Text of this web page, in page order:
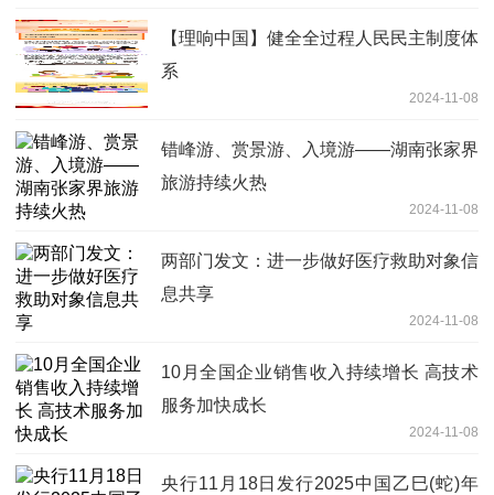
【理响中国】健全全过程人民民主制度体
系
2024-11-08
错峰游、赏景游、入境游——湖南张家界
旅游持续火热
2024-11-08
两部门发文：进一步做好医疗救助对象信
息共享
2024-11-08
10月全国企业销售收入持续增长 高技术
服务加快成长
2024-11-08
央行11月18日发行2025中国乙巳(蛇)年